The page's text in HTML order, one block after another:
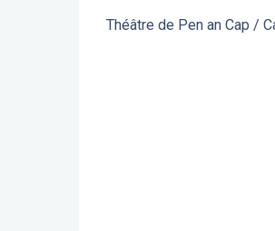
Théâtre de Pen an Cap /